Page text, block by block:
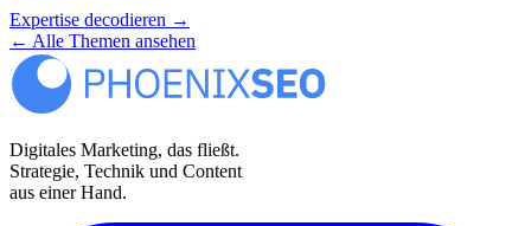
Expertise decodieren →
← Alle Themen ansehen
Digitales Marketing, das fließt.
Strategie, Technik und Content
aus einer Hand.